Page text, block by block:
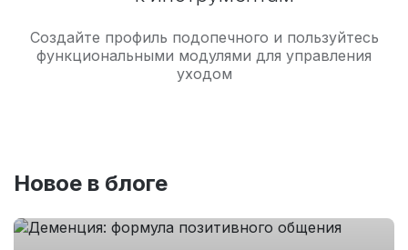
Создайте профиль подопечного и пользуйтесь
функциональными модулями для управления
уходом
Новое в блоге